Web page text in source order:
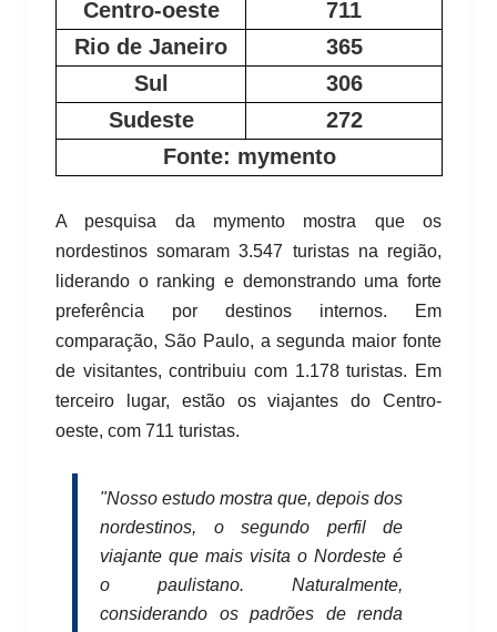
Centro-oeste
711
Rio de Janeiro
365
Sul
306
Sudeste
272
Fonte: mymento
A pesquisa da mymento mostra que os
nordestinos somaram 3.547 turistas na região,
liderando o ranking e demonstrando uma forte
preferência por destinos internos. Em
comparação, São Paulo, a segunda maior fonte
de visitantes, contribuiu com 1.178 turistas. Em
terceiro lugar, estão os viajantes do Centro-
oeste, com 711 turistas.
"Nosso estudo mostra que, depois dos
nordestinos, o segundo perfil de
viajante que mais visita o Nordeste é
o paulistano. Naturalmente,
considerando os padrões de renda